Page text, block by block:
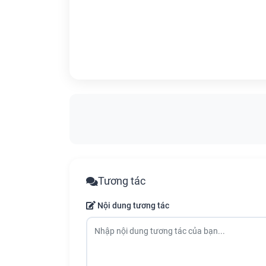
Tương tác
Nội dung tương tác